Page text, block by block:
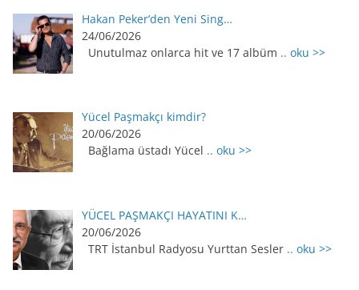
Hakan Peker’den Yeni Sing…
24/06/2026
Unutulmaz onlarca hit ve 17 albüm .. oku >>
Yücel Paşmakçı kimdir?
20/06/2026
Bağlama üstadı Yücel .. oku >>
YÜCEL PAŞMAKÇI HAYATINI K…
20/06/2026
TRT İstanbul Radyosu Yurttan Sesler .. oku >>